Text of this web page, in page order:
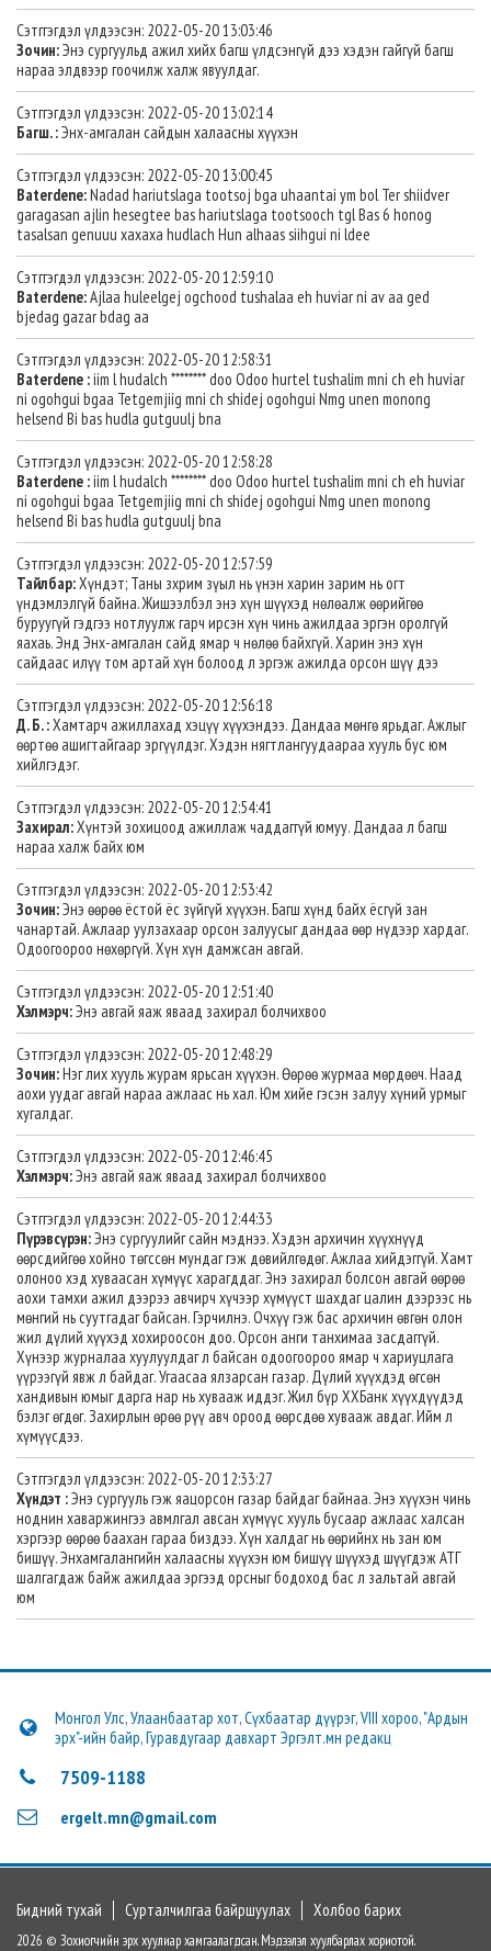
Сэтггэгдэл үлдээсэн: 2022-05-20 13:03:46
Зочин:Энэ сургуульд ажил хийх багш үлдсэнгүй дээ хэдэн гайгүй багш
нараа элдвээр гоочилж халж явуулдаг.
Сэтггэгдэл үлдээсэн: 2022-05-20 13:02:14
Багш. :Энх-амгалан сайдын халаасны хүүхэн
Сэтггэгдэл үлдээсэн: 2022-05-20 13:00:45
Baterdene:Nadad hariutslaga tootsoj bga uhaantai ym bol Ter shiidver
garagasan ajlin hesegtee bas hariutslaga tootsooch tgl Bas 6 honog
tasalsan genuuu xaxaxa hudlach Hun alhaas siihgui ni ldee
Сэтггэгдэл үлдээсэн: 2022-05-20 12:59:10
Baterdene:Ajlaa huleelgej ogchood tushalaa eh huviar ni av aa ged
bjedag gazar bdag aa
Сэтггэгдэл үлдээсэн: 2022-05-20 12:58:31
Baterdene :iim l hudalch ******** doo Odoo hurtel tushalim mni ch eh huviar
ni ogohgui bgaa Tetgemjiig mni ch shidej ogohgui Nmg unen monong
helsend Bi bas hudla gutguulj bna
Сэтггэгдэл үлдээсэн: 2022-05-20 12:58:28
Baterdene :iim l hudalch ******** doo Odoo hurtel tushalim mni ch eh huviar
ni ogohgui bgaa Tetgemjiig mni ch shidej ogohgui Nmg unen monong
helsend Bi bas hudla gutguulj bna
Сэтггэгдэл үлдээсэн: 2022-05-20 12:57:59
Тайлбар:Хүндэт; Таны зхрим зүыл нь үнэн харин зарим нь огт
үндэмлэлгүй байна. Жишээлбэл энэ хүн шүүхэд нөлөалж өөрийгөө
буруугүй гэдгээ нотлуулж гарч ирсэн хүн чинь ажилдаа эргэн оролгүй
яахаь. Энд Энх-амгалан сайд ямар ч нөлөө байхгүй. Харин энэ хүн
сайдаас илүү том артай хүн болоод л эргэж ажилда орсон шүү дээ
Сэтггэгдэл үлдээсэн: 2022-05-20 12:56:18
Д. Б. :Хамтарч ажиллахад хэцүү хүүхэндээ. Дандаа мөнгө ярьдаг. Ажлыг
өөртөө ашигтайгаар эргүүлдэг. Хэдэн нягтлангуудаараа хууль бус юм
хийлгэдэг.
Сэтггэгдэл үлдээсэн: 2022-05-20 12:54:41
Захирал:Хүнтэй зохицоод ажиллаж чаддаггүй юмуу. Дандаа л багш
нараа халж байх юм
Сэтггэгдэл үлдээсэн: 2022-05-20 12:53:42
Зочин:Энэ өөрөө ёстой ёс зүйгүй хүүхэн. Багш хүнд байх ёсгүй зан
чанартай. Ажлаар уулзахаар орсон залуусыг дандаа өөр нүдээр хардаг.
Одоогоороо нөхөргүй. Хүн хүн дамжсан авгай.
Сэтггэгдэл үлдээсэн: 2022-05-20 12:51:40
Хэлмэрч:Энэ авгай яаж яваад захирал болчихвоо
Сэтггэгдэл үлдээсэн: 2022-05-20 12:48:29
Зочин:Нэг лих хууль журам ярьсан хүүхэн. Өөрөө журмаа мөрдөөч. Наад
аохи уудаг авгай нараа ажлаас нь хал. Юм хийе гэсэн залуу хүний урмыг
хугалдаг.
Сэтггэгдэл үлдээсэн: 2022-05-20 12:46:45
Хэлмэрч:Энэ авгай яаж яваад захирал болчихвоо
Сэтггэгдэл үлдээсэн: 2022-05-20 12:44:33
Пүрэвсүрэн:Энэ сургуулийг сайн мэднээ. Хэдэн архичин хүүхнүүд
өөрсдийгөө хойно төгссөн мундаг гэж дөвийлгөдөг. Ажлаа хийдэггүй. Хамт
олоноо хэд хуваасан хүмүүс харагддаг. Энэ захирал болсон авгай өөрөө
аохи тамхи ажил дээрээ авчирч хүчээр хүмүүст шахдаг цалин дээрээс нь
мөнгий нь суутгадаг байсан. Гэрчилнэ. Очхүү гэж бас архичин өвгөн олон
жил дүлий хүүхэд хохироосон доо. Орсон анги танхимаа засдаггүй.
Хүнээр журналаа хуулуулдаг л байсан одоогоороо ямар ч хариуцлага
үүрээгүй явж л байдаг. Угаасаа ялзарсан газар. Дүлий хүүхдэд өгсөн
хандивын юмыг дарга нар нь хувааж иддэг. Жил бүр ХХБанк хүүхдүүдэд
бэлэг өгдөг. Захирлын өрөө рүү авч ороод өөрсдөө хувааж авдаг. Ийм л
хүмүүсдээ.
Сэтггэгдэл үлдээсэн: 2022-05-20 12:33:27
Хүндэт :Энэ сургууль гэж яацорсон газар байдаг байнаа. Энэ хүүхэн чинь
ноднин хаваржингээ авмлгал авсан хүмүүс хууль бусаар ажлаас халсан
хэргээр өөрөө баахан гараа биздээ. Хүн халдаг нь өөрийнх нь зан юм
бишүү. Энхамгалангийн халаасны хүүхэн юм бишүү шүүхэд шүүгдэж АТГ
шалгагдаж байж ажилдаа эргээд орсныг бодоход бас л зальтай авгай
юм
Монгол Улс, Улаанбаатар хот, Сүхбаатар дүүрэг, VIII хороо, "Ардын
эрх"-ийн байр, Гуравдугаар давхарт Эргэлт.мн редакц
7509-1188
ergelt.mn@gmail.com
Бидний тухай Сурталчилгаа байршуулах Холбоо барих
2026 © Зохиогчийн эрх хуулиар хамгаалагдсан. Мэдээлэл хуулбарлах хориотой.